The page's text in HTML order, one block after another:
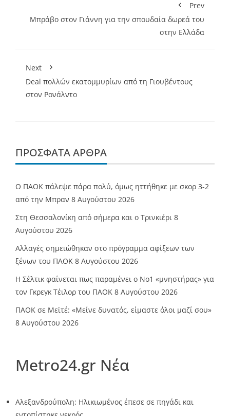
Prev
Μπράβο στον Γιάννη για την σπουδαία δωρεά του
στην Ελλάδα
Next
Deal πολλών εκατομμυρίων από τη Γιουβέντους
στον Ρονάλντο
ΠΡΌΣΦΑΤΑ ΆΡΘΡΑ
Ο ΠΑΟΚ πάλεψε πάρα πολύ, όμως ηττήθηκε με σκορ 3-2
από την Μπραν 8 Αυγούστου 2026
Στη Θεσσαλονίκη από σήμερα και ο Τρινκιέρι 8
Αυγούστου 2026
Αλλαγές σημειώθηκαν στο πρόγραμμα αφίξεων των
ξένων του ΠΑΟΚ 8 Αυγούστου 2026
Η Σέλτικ φαίνεται πως παραμένει ο Νο1 «μνηστήρας» για
τον Γκρεγκ Τέιλορ του ΠΑΟΚ 8 Αυγούστου 2026
ΠΑΟΚ σε Μεϊτέ: «Μείνε δυνατός, είμαστε όλοι μαζί σου»
8 Αυγούστου 2026
Metro24.gr Νέα
Αλεξανδρούπολη: Ηλικιωμένος έπεσε σε πηγάδι και